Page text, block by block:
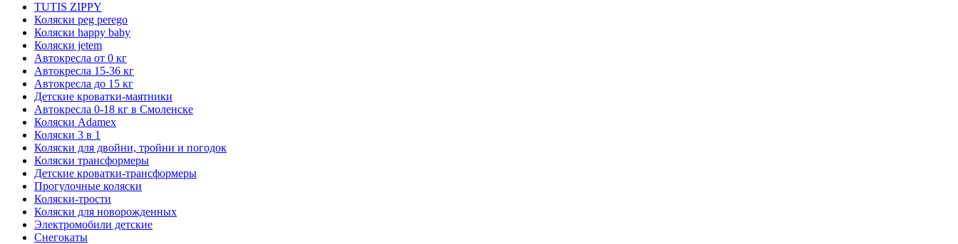
TUTIS ZIPPY
Коляски peg perego
Коляски happy baby
Коляски jetem
Автокресла от 0 кг
Автокресла 15-36 кг
Автокресла до 15 кг
Детские кроватки-маятники
Автокресла 0-18 кг в Смоленске
Коляски Adamex
Коляски 3 в 1
Коляски для двойни, тройни и погодок
Коляски трансформеры
Детские кроватки-трансформеры
Прогулочные коляски
Коляски-трости
Коляски для новорожденных
Электромобили детские
Снегокаты